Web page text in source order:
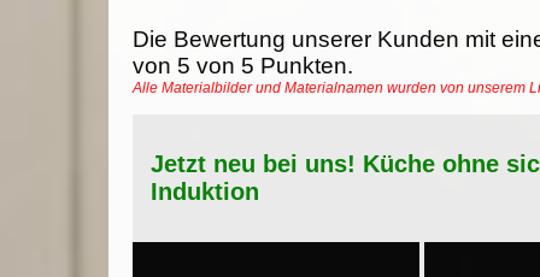
Die Bewertung unserer Kunden mit
von 5 von 5 Punkten.
Alle Materialbilder und Materialnamen wurden von unserem
Jetzt neu bei uns! Küche ohne
Induktion